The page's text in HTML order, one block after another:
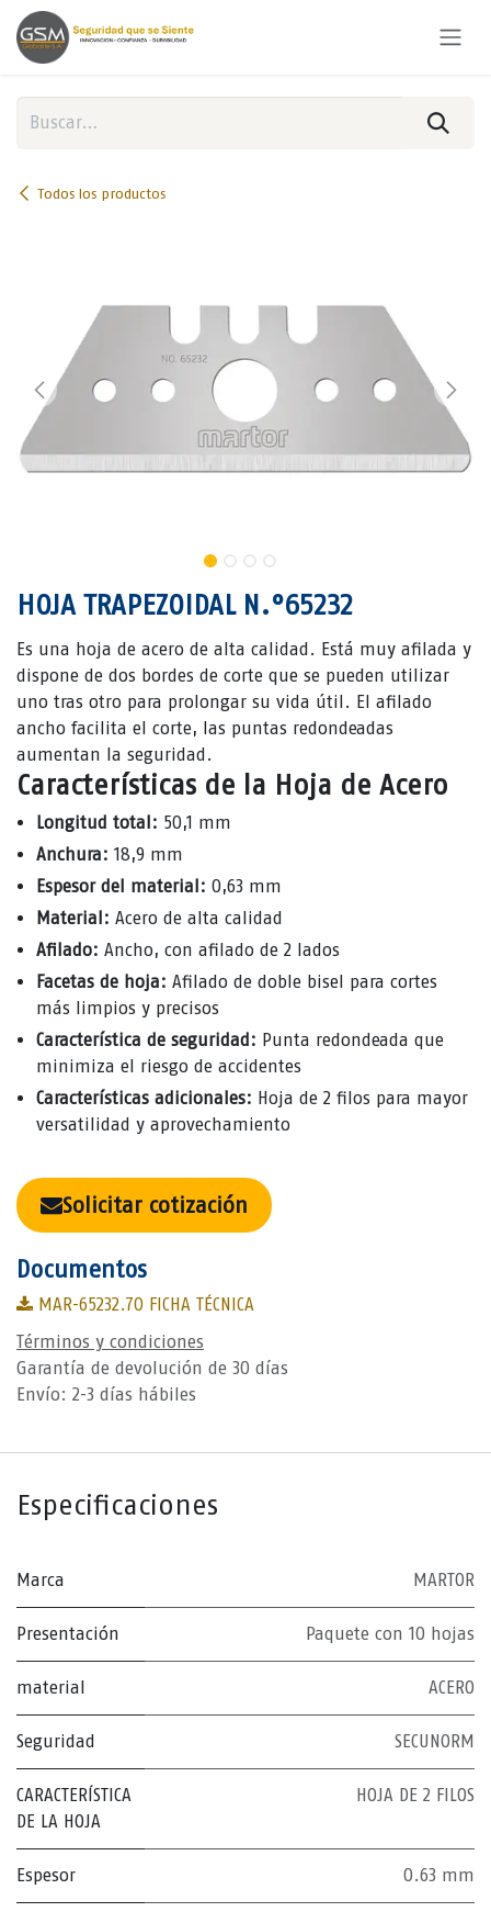
Ir al contenido
Todos los productos
HOJA TRAPEZOIDAL N.°65232
Es una hoja de acero de alta calidad. Está muy afilada y
dispone de dos bordes de corte que se pueden utilizar
uno tras otro para prolongar su vida útil. El afilado
ancho facilita el corte, las puntas redondeadas
aumentan la seguridad.
Características de la Hoja de Acero
Longitud total: 50,1 mm
Anchura: 18,9 mm
Espesor del material: 0,63 mm
Material: Acero de alta calidad
Afilado: Ancho, con afilado de 2 lados
Facetas de hoja: Afilado de doble bisel para cortes
más limpios y precisos
Característica de seguridad: Punta redondeada que
minimiza el riesgo de accidentes
Características adicionales: Hoja de 2 filos para mayor
versatilidad y aprovechamiento
Solicitar cotización
Documentos
MAR-65232.70 FICHA TÉCNICA
Términos y condiciones
Garantía de devolución de 30 días
Envío: 2-3 días hábiles
Especificaciones
Marca MARTOR
Presentación Paquete con 10 hojas
material ACERO
Seguridad SECUNORM
CARACTERÍSTICA
DE LA HOJA
HOJA DE 2 FILOS
Espesor 0.63 mm